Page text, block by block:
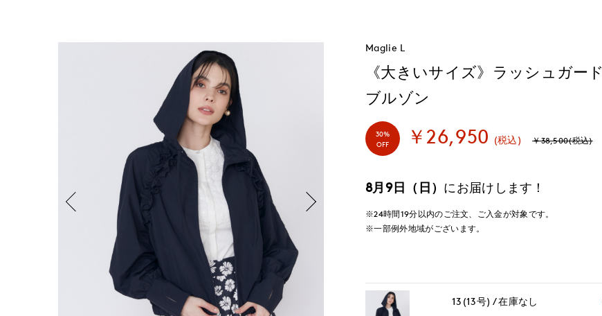
Maglie L
《大きいサイズ》ラッシュガード
ブルゾン
30%
OFF
￥26,950 (税込) ￥38,500(税込)
8月9日（日） にお届けします！
※24時間19分以内のご注文、ご入金が対象です。
※一部例外地域がございます。
13(13号) 在庫なし